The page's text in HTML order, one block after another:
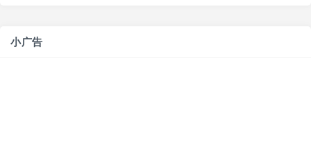
小广告